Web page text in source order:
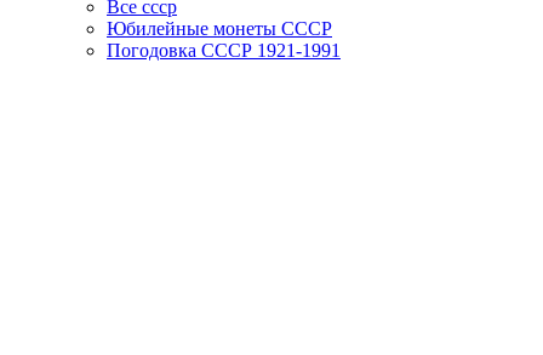
Все ссср
Юбилейные монеты СССР
Погодовка СССР 1921-1991